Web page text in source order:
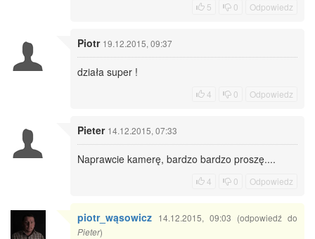
5 0 Odpowiedz
Piotr 19.12.2015, 09:37
działa super !
4 0 Odpowiedz
Pieter 14.12.2015, 07:33
Naprawcie kamerę, bardzo bardzo proszę....
4 0 Odpowiedz
piotr_wąsowicz 14.12.2015, 09:03 (odpowiedź do
Pieter)